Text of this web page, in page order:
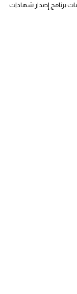
برنامج إصدار شهادات